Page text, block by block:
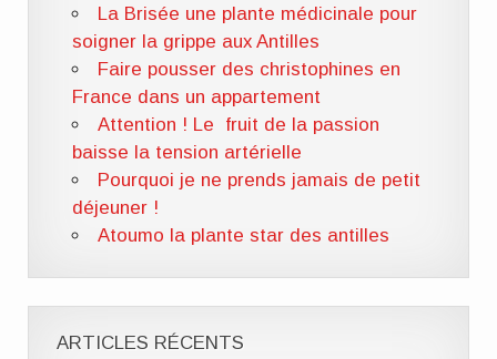
La Brisée une plante médicinale pour
soigner la grippe aux Antilles
Faire pousser des christophines en
France dans un appartement
Attention ! Le fruit de la passion
baisse la tension artérielle
Pourquoi je ne prends jamais de petit
déjeuner !
Atoumo la plante star des antilles
ARTICLES RÉCENTS